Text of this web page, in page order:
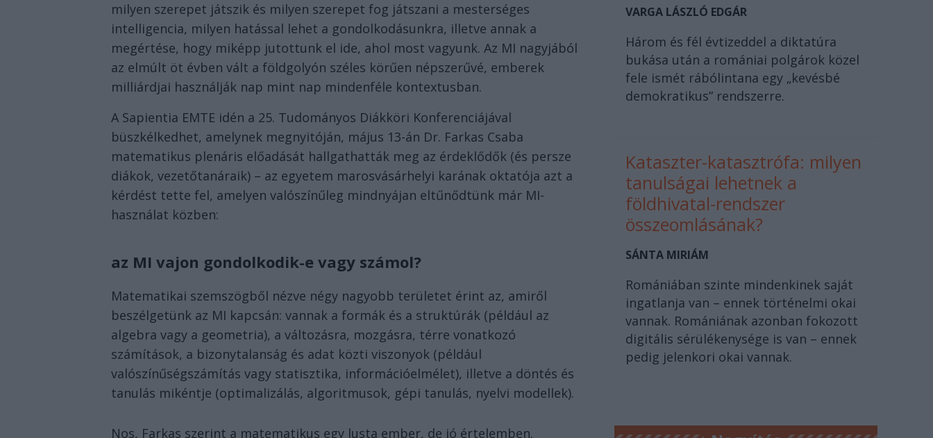
milyen szerepet játszik és milyen szerepet fog játszani a mesterséges
intelligencia, milyen hatással lehet a gondolkodásunkra, illetve annak a
megértése, hogy miképp jutottunk el ide, ahol most vagyunk. Az MI nagyjából
az elmúlt öt évben vált a földgolyón széles körűen népszerűvé, emberek
milliárdjai használják nap mint nap mindenféle kontextusban.
A Sapientia EMTE idén a 25. Tudományos Diákköri Konferenciájával
büszkélkedhet, amelynek megnyitóján, május 13-án Dr. Farkas Csaba
matematikus plenáris előadását hallgathatták meg az érdeklődők (és persze
diákok, vezetőtanáraik) – az egyetem marosvásárhelyi karának oktatója azt a
kérdést tette fel, amelyen valószínűleg mindnyájan eltűnődtünk már MI-
használat közben:
az MI vajon gondolkodik-e vagy számol?
Matematikai szemszögből nézve négy nagyobb területet érint az, amiről
beszélgetünk az MI kapcsán: vannak a formák és a struktúrák (például az
algebra vagy a geometria), a változásra, mozgásra, térre vonatkozó
számítások, a bizonytalanság és adat közti viszonyok (például
valószínűségszámítás vagy statisztika, információelmélet), illetve a döntés és
tanulás mikéntje (optimalizálás, algoritmusok, gépi tanulás, nyelvi modellek).
Nos, Farkas szerint a matematikus egy lusta ember, de jó értelemben.
VARGA LÁSZLÓ EDGÁR
Három és fél évtizeddel a diktatúra
bukása után a romániai polgárok közel
fele ismét rábólintana egy „kevésbé
demokratikus” rendszerre.
Kataszter-katasztrófa: milyen
tanulságai lehetnek a
földhivatal-rendszer
összeomlásának?
SÁNTA MIRIÁM
Romániában szinte mindenkinek saját
ingatlanja van – ennek történelmi okai
vannak. Romániának azonban fokozott
digitális sérülékenysége is van – ennek
pedig jelenkori okai vannak.